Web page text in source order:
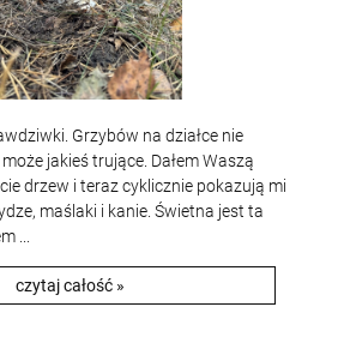
Grzybów na działce nie
jakieś trujące. Dałem Waszą
drzew i teraz cyklicznie pokazują mi
maślaki i kanie. Świetna jest ta
...
czytaj całość »